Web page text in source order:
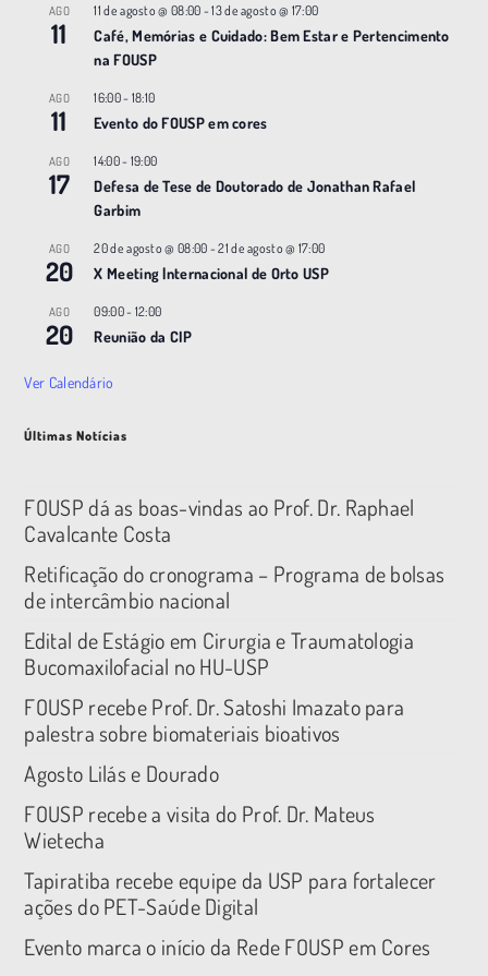
AGO
11
11 de agosto @ 08:00 -13 de agosto @ 17:00
Café, Memórias e Cuidado: Bem Estar e Pertencimento
na FOUSP
AGO
11
16:00- 18:10
Evento do FOUSP em cores
AGO
17
14:00- 19:00
Defesa de Tese de Doutorado de Jonathan Rafael
Garbim
AGO
20
20 de agosto @ 08:00 -21 de agosto @ 17:00
X Meeting |nternacional de Orto USP
AGO
20
09:00- 12:00
Reunião da CIP
Ver Calendário
Últimas Notícias
FOUSP dá as boas-vindas ao Prof. Dr. Raphael
Cavalcante Costa
Retificação do cronograma – Programa de bolsas
de intercâmbio nacional
Edital de Estágio em Cirurgia e Traumatologia
Bucomaxilofacial no HU-USP
FOUSP recebe Prof. Dr. Satoshi Imazato para
palestra sobre biomateriais bioativos
Agosto Lilás e Dourado
FOUSP recebe a visita do Prof. Dr. Mateus
Wietecha
Tapiratiba recebe equipe da USP para fortalecer
ações do PET-Saúde Digital
Evento marca o início da Rede FOUSP em Cores